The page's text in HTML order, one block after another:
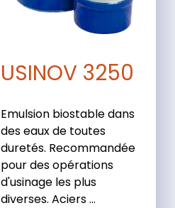
USINOV 3250
Emulsion biostable dans
des eaux de toutes
duretés. Recommandée
pour des opérations
d'usinage les plus
diverses. Aciers ...